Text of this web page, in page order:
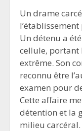
Un drame
Un détenu a
cellule, portant
extrême. Son
reconnu être
examen pour
Cette affaire
détention et la
milieu carcéral.